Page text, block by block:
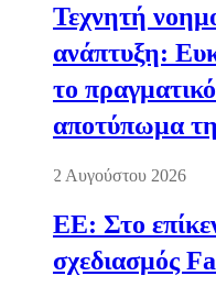
Τεχνητή
ανάπτυξη:
το
αποτύπωμα
2 Αυγούστου 2026
ΕΕ: Στο
σχεδιασμός